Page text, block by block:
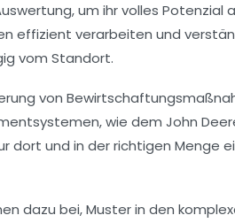
um ihr volles
effizient verarbeiten und
vom Standort.
von
wie dem John
dort und in der richtigen
dazu bei, Muster in den